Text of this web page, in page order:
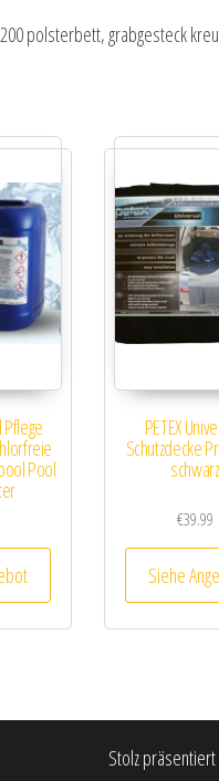
polsterbett, grabgesteck
Pool
PETEX
Schutzdecke
schwarz
€39.99
Siehe
Stolz präsentiert